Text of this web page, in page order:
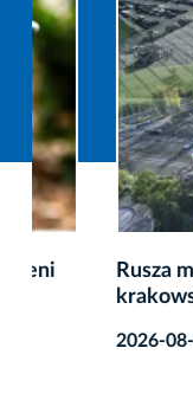
Rusza
krakowskich
2026-08-07